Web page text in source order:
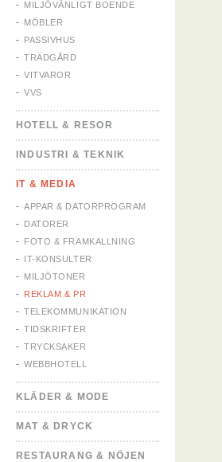
MILJÖVÄNLIGT BOENDE
MÖBLER
PASSIVHUS
TRÄDGÅRD
VITVAROR
VVS
HOTELL & RESOR
INDUSTRI & TEKNIK
IT & MEDIA
APPAR & DATORPROGRAM
DATORER
FOTO & FRAMKALLNING
IT-KONSULTER
MILJÖTONER
REKLAM & PR
TELEKOMMUNIKATION
TIDSKRIFTER
TRYCKSAKER
WEBBHOTELL
KLÄDER & MODE
MAT & DRYCK
RESTAURANG & NÖJEN